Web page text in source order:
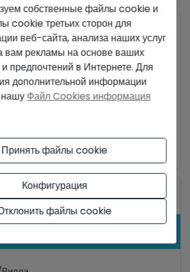
этого дома была использована
благодаря слиянию внутреннего
создать открытые, светлые и
пространства. Из гостиной можно
чтобы насладиться прекрасным
климатом, ведь здесь около
главный сад, где есть
панорамный бассейн, визуально
с морем. Открытое наружу
приглашает насладиться солнцем и
климатом, при этом
предусматривает максимально
Показать больше
собственные файлы cookie и
cookie третьих сторон для
веб-сайта, анализа наших услуг
вам рекламы на основе ваших
предпочтений в Интернете. Для
дополнительной информации
нашуФайл Cookies информация
Принять файлы cookie
Конфигурация
файлы cookie